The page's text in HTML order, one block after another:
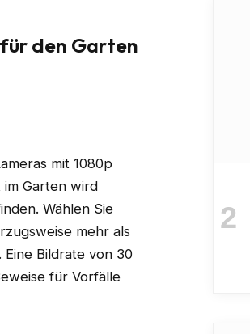
den Garten
mit 1080p
Garten wird
Wählen Sie
mehr als
Eine Bildrate von 30
für Vorfälle